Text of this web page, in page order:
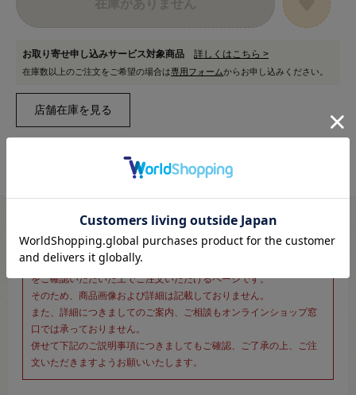
在庫がありません
お取り寄せ申し込みサービス対象商品 詳しくはこちら >
在庫数以上のご注文をご希望の場合は専用フォームからお申し込みください。
※新宿オカダヤ本店お取り扱い商品のご注文専用ページです※
こちらのページは、店頭にてあらかじめ商品詳細および商品コード
をご確認いただいた上でご注文いただけるページです。
そのため、商品画像および詳細は記載しておりません。
また、詳細につきましてのご案内、ご相談もオンラインショップ窓
口では承っておりません。
併せて下記のご説明事項につきましてもご確認、ご了承の上、ご注
文いただきますようお願いいたします。